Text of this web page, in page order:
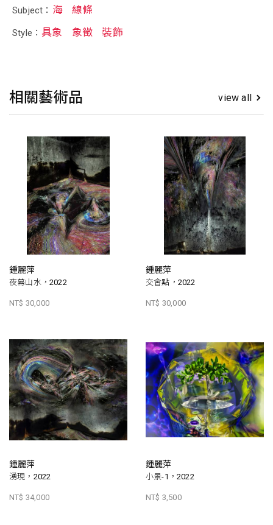
Subject： 海 線條
Style： 具象 象徵 裝飾
相關藝術品 view all
鍾麗萍
夜幕山水，2022
NT$ 30,000
鍾麗萍
交會點，2022
NT$ 30,000
鍾麗萍
湧現，2022
NT$ 34,000
鍾麗萍
小景-1，2022
NT$ 3,500